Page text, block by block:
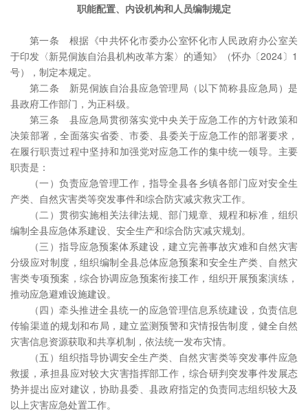
职能配置、内设机构和人员编制规定
第一条 根据《中共怀化市委办公室怀化市人民政府办公室关
于印发〈新晃侗族自治县机构改革方案〉的通知》（怀办〔2024〕1
号），制定本规定。
第二条 新晃侗族自治县应急管理局（以下简称县应急局）是
县政府工作部门，为正科级。
第三条 县应急局贯彻落实党中央关于应急工作的方针政策和
决策部署，全面落实省委、市委、县委关于应急工作的部署要求，
在履行职责过程中坚持和加强党对应急工作的集中统一领导。主要
职责是：
（一）负责应急管理工作，指导全县各乡镇各部门应对安全生
产类、自然灾害类等突发事件和综合防灾减灾救灾工作。
（二）贯彻实施相关法律法规、部门规章、规程和标准，组织
编制全县应急体系建设、安全生产和综合防灾减灾规划。
（三）指导应急预案体系建设，建立完善事故灾难和自然灾害
分级应对制度，组织编制全县总体应急预案和安全生产类、自然灾
害类专项预案，综合协调应急预案衔接工作，组织开展预案演练，
推动应急避难设施建设。
（四）牵头推进全县统一的应急管理信息系统建设，负责信息
传输渠道的规划和布局，建立监测预警和灾情报告制度，健全自然
灾害信息资源获取和共享机制，依法统一发布灾情。
（五）组织指导协调安全生产类、自然灾害类等突发事件应急
救援，承担县应对较大灾害指挥部工作，综合研判突发事件发展态
势并提出应对建议，协助县委、县政府指定的负责同志组织较大及
以上灾害应急处置工作。